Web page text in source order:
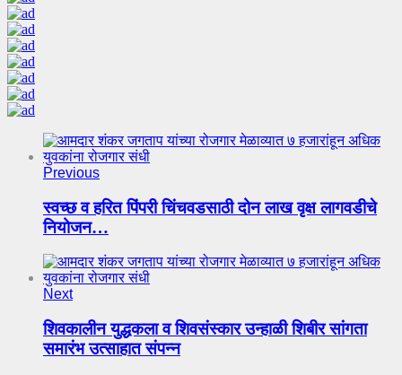
Previous
स्वच्छ व हरित पिंपरी चिंचवडसाठी दोन लाख वृक्ष लागवडीचे
नियोजन…
Next
शिवकालीन युद्धकला व शिवसंस्कार उन्हाळी शिबीर सांगता
समारंभ उत्साहात संपन्न